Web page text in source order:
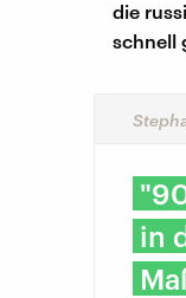
die
schnell
in